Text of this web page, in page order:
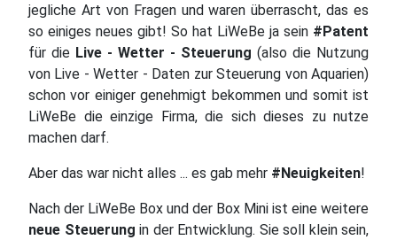
jegliche Art von Fragen und waren überrascht, das es
so einiges neues gibt! So hat LiWeBe ja sein #Patent
für die Live - Wetter - Steuerung (also die Nutzung
von Live - Wetter - Daten zur Steuerung von Aquarien)
schon vor einiger genehmigt bekommen und somit ist
LiWeBe die einzige Firma, die sich dieses zu nutze
machen darf.
Aber das war nicht alles ... es gab mehr #Neuigkeiten!
Nach der LiWeBe Box und der Box Mini ist eine weitere
neue Steuerung in der Entwicklung. Sie soll klein sein,